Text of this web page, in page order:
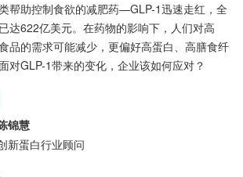
帮助控制食欲的减肥药—GLP-1迅速走红，全
达622亿美元。在药物的影响下，人们对高
品的需求可能减少，更偏好高蛋白、高膳食纤
对GLP-1带来的变化，企业该如何应对？
锦慧
新蛋白行业顾问